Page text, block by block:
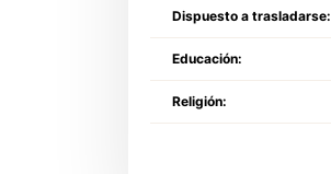
Dispuesto a trasladarse:
Educación:
Religión: